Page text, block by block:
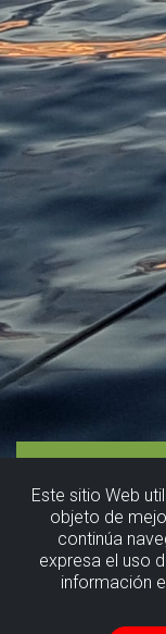
Este sitio Web
objeto de
continúa
expresa el uso
información